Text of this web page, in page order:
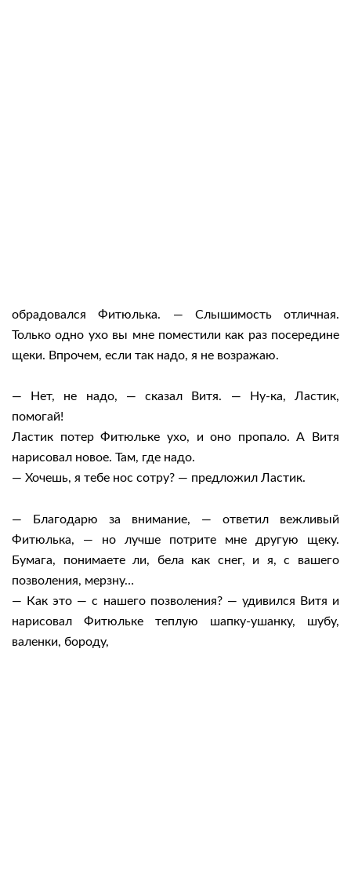
обрадовался Фитюлька. — Слышимость отличная.
Только одно ухо вы мне поместили как раз посередине
щеки. Впрочем, если так надо, я не возражаю.
— Нет, не надо, — сказал Витя. — Ну-ка, Ластик,
помогай!
Ластик потер Фитюльке ухо, и оно пропало. А Витя
нарисовал новое. Там, где надо.
— Хочешь, я тебе нос сотру? — предложил Ластик.
— Благодарю за внимание, — ответил вежливый
Фитюлька, — но лучше потрите мне другую щеку.
Бумага, понимаете ли, бела как снег, и я, с вашего
позволения, мерзну…
— Как это — с нашего позволения? — удивился Витя и
нарисовал Фитюльке теплую шапку-ушанку, шубу,
валенки, бороду,